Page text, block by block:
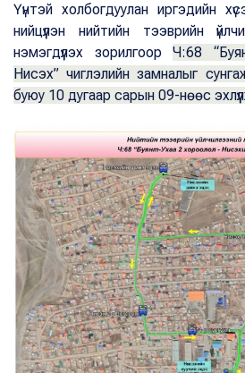
Үүнтэй холбогдуулан иргэдийн
нийцүүлэн нийтийн тээврийн
нэмэгдүүлэх зорилгоорЧ:68
Нисэх” чиглэлийн замналыг
буюу 10 дугаар сарын 09-нөөс